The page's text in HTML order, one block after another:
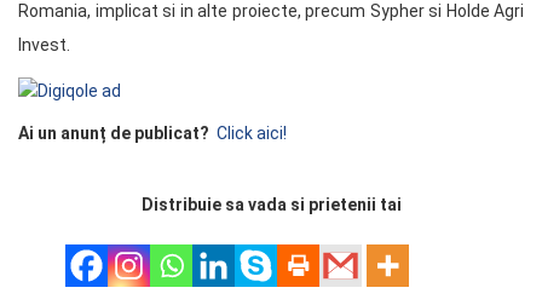
Romania, implicat si in alte proiecte, precum Sypher si Holde Agri
Invest.
Ai un anunț de publicat? Click aici!
Distribuie sa vada si prietenii tai